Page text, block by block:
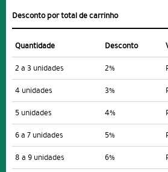
Desconto por total de carrinho
Quantidade Desconto
2 a 3 unidades
2%
4 unidades
3%
5 unidades
4%
6 a 7 unidades
5%
8 a 9 unidades
6%